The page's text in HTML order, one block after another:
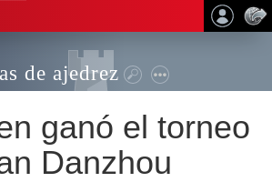
de ajedrez
ganó el torneo
Danzhou